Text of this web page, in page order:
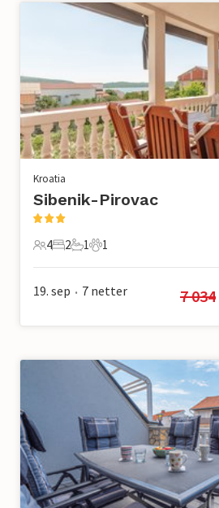
Kroatia
Sibenik-Pirovac
4 Gjester
4
2 Soverom
2
1 Bad
1
1 Kjæledyr
1
19. sep • 7 netter 7 034